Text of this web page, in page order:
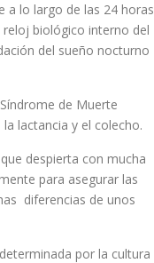
a lo largo de las 24 horas
biológico interno del
del sueño nocturno
de Muerte
lactancia y el colecho.
despierta con mucha
para asegurar las
diferencias de unos
por la cultura